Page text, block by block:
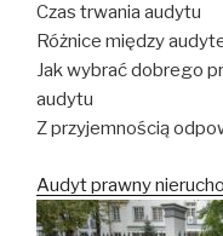
Czas trwania audytu
Różnice między
Jak wybrać dobrego
audytu
Z przyjemnością
Audyt prawny